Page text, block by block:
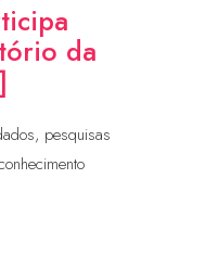
da
pesquisas